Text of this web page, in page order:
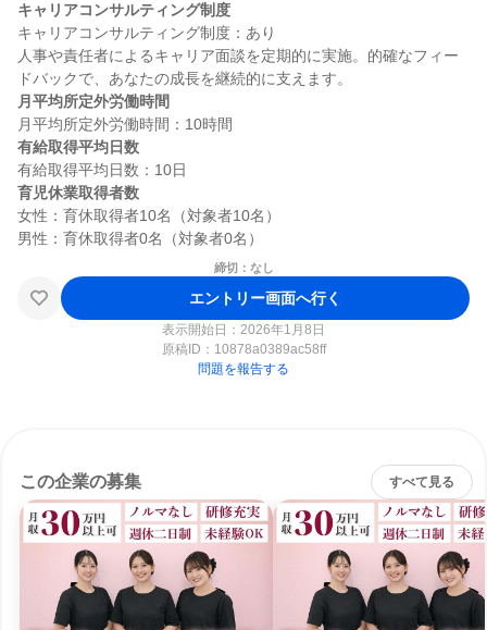
キャリアコンサルティング制度
キャリアコンサルティング制度：あり
人事や責任者によるキャリア面談を定期的に実施。的確なフィー
月平均所定外労働時間
有給取得平均日数
育児休業取得者数
女性：育休取得者10名（対象者10名）
締切：なし
エントリー画面へ行く
表示開始日：2026年1月8日
原稿ID： 10878a0389ac58ff
問題を報告する
この企業の募集 すべて見る